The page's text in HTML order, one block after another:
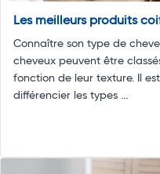
Les meilleurs produits
Connaître son type de
cheveux peuvent être
fonction de leur texture. Il
différencier les types ...